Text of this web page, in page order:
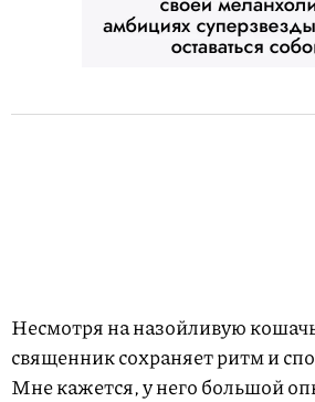
Несмотря на назойливую
священник сохраняет ритм и
Мне кажется, у него большой